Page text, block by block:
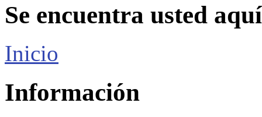
Se encuentra usted aquí
Inicio
Información